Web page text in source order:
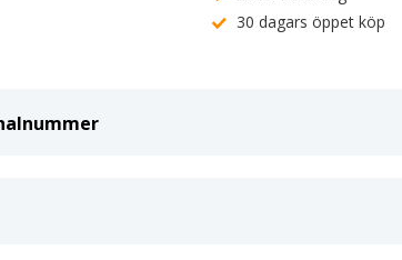
30 dagars öppet köp